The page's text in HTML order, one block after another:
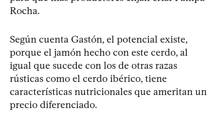
Rocha.
Según cuenta Gastón, el potencial existe,
porque el jamón hecho con este cerdo, al
igual que sucede con los de otras razas
rústicas como el cerdo ibérico, tiene
características nutricionales que ameritan un
precio diferenciado.